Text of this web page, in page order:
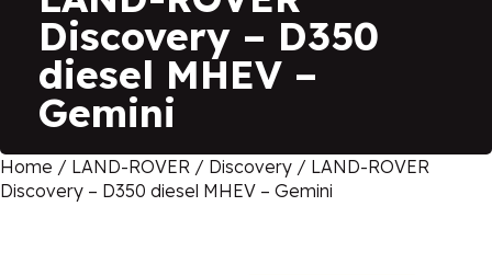
Discovery – D350
diesel MHEV –
Gemini
Home / LAND-ROVER / Discovery / LAND-ROVER
Discovery – D350 diesel MHEV – Gemini